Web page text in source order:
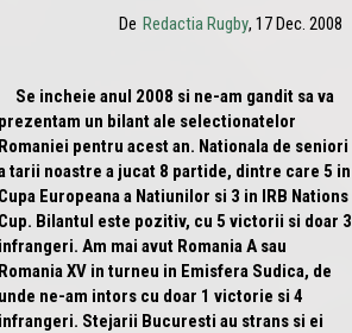
De Redactia Rugby, 17 Dec. 2008
Se incheie anul 2008 si ne-am gandit sa va
prezentam un bilant ale selectionatelor
Romaniei pentru acest an. Nationala de seniori
tarii noastre a jucat 8 partide, dintre care 5 in
Cupa Europeana a Natiunilor si 3 in IRB Nations
Cup. Bilantul este pozitiv, cu 5 victorii si doar 3
infrangeri. Am mai avut Romania A sau
Romania XV in turneu in Emisfera Sudica, de
unde ne-am intors cu doar 1 victorie si 4
infrangeri. Stejarii Bucuresti au strans si ei